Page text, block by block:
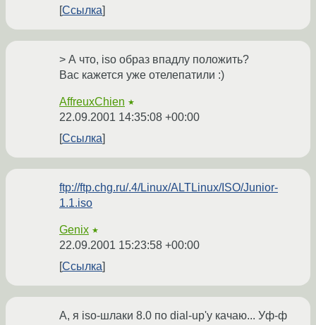
Ссылка
> А что, iso образ впадлу положить?
Вас кажется уже отелепатили :)
AffreuxChien ★
22.09.2001 14:35:08 +00:00
Ссылка
ftp://ftp.chg.ru/.4/Linux/ALTLinux/ISO/Junior-
1.1.iso
Genix ★
22.09.2001 15:23:58 +00:00
Ссылка
А, я iso-шлаки 8.0 по dial-up'у качаю... Уф-ф